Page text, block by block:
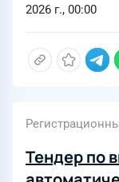
2026 г., 00:00
Тендер по